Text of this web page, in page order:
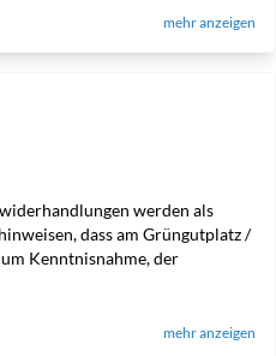
mehr anzeigen
werden als
dass am Grüngutplatz /
Kenntnisnahme, der
mehr anzeigen